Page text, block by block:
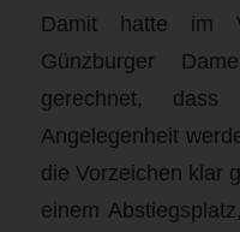
Damit hatte im
Günzburger
gerechnet,
Angelegenheit
die Vorzeichen klar
einem